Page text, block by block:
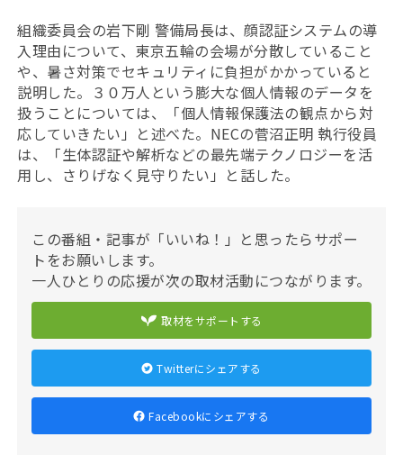
組織委員会の岩下剛 警備局長は、顔認証システムの導
入理由について、東京五輪の会場が分散していること
や、暑さ対策でセキュリティに負担がかかっていると
説明した。３０万人という膨大な個人情報のデータを
扱うことについては、「個人情報保護法の観点から対
応していきたい」と述べた。NECの菅沼正明 執行役員
は、「生体認証や解析などの最先端テクノロジーを活
用し、さりげなく見守りたい」と話した。
この番組・記事が「いいね！」と思ったらサポー
トをお願いします。
一人ひとりの応援が次の取材活動につながります。
取材をサポートする
Twitterにシェアする
Facebookにシェアする